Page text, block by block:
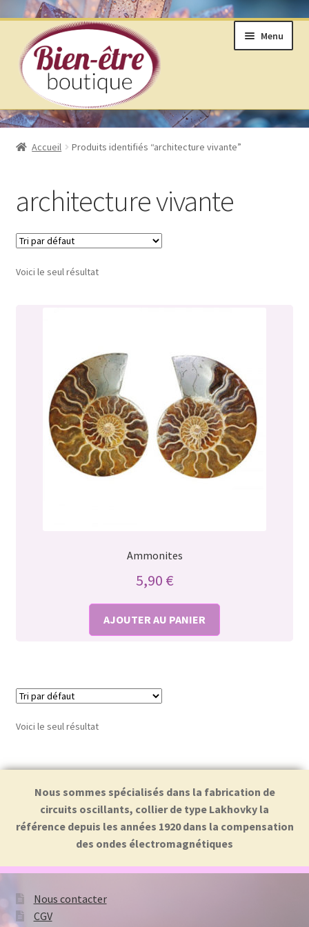
Aller
la
navigation
Aller
contenu
Menu
BOUTIQUE
BIJOUX & MINÉRAUX
LIVRES ET ARTS DIVINATOIRES
PRODUITS DE BIEN ÊTRE
Accueil Produits identifiés “architecture vivante”
architecture vivante
Voici le seul résultat
Ammonites
5,90 €
AJOUTER AU PANIER
Voici le seul résultat
Nous sommes spécialisés dans la fabrication de
circuits oscillants, collier de type Lakhovky la
référence depuis les années 1920 dans la compensation
des ondes électromagnétiques
Nous contacter
CGV